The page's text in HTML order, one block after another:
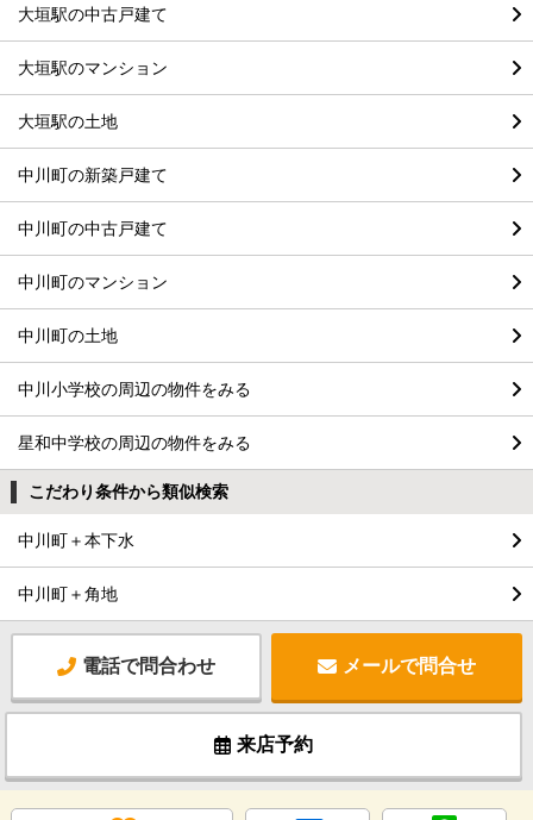
大垣駅の中古戸建て
大垣駅のマンション
大垣駅の土地
中川町の新築戸建て
中川町の中古戸建て
中川町のマンション
中川町の土地
中川小学校の周辺の物件をみる
星和中学校の周辺の物件をみる
こだわり条件から類似検索
中川町＋本下水
中川町＋角地
電話で問合わせ メールで問合せ
来店予約